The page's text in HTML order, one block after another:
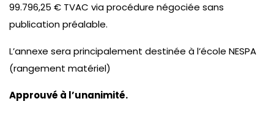
99.796,25 € TVAC via procédure négociée sans
publication préalable.
L’annexe sera principalement destinée à l’école NESPA
(rangement matériel)
Approuvé à l’unanimité.